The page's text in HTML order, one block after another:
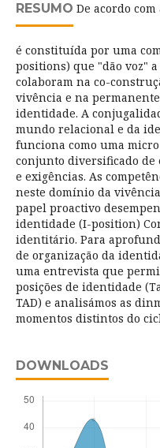
RESUMO De acordo
é constituída por uma
positions) que "dão voz"
colaboram na co-
vivência e na
identidade. A
mundo relacional e da
funciona como uma
conjunto diversificado de
e exigências. As
neste domínio da
papel proactivo
identidade (I-position)
identitário. Para
de organização da
uma entrevista que
posições de identidade
TAD) e analisámos as
momentos distintos do
DOWNLOADS